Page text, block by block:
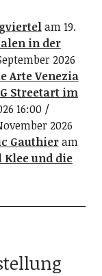
am 19.
in der
2026
Arte Venezia
Streetart im
16:00
2026
Gauthieram
Klee und die